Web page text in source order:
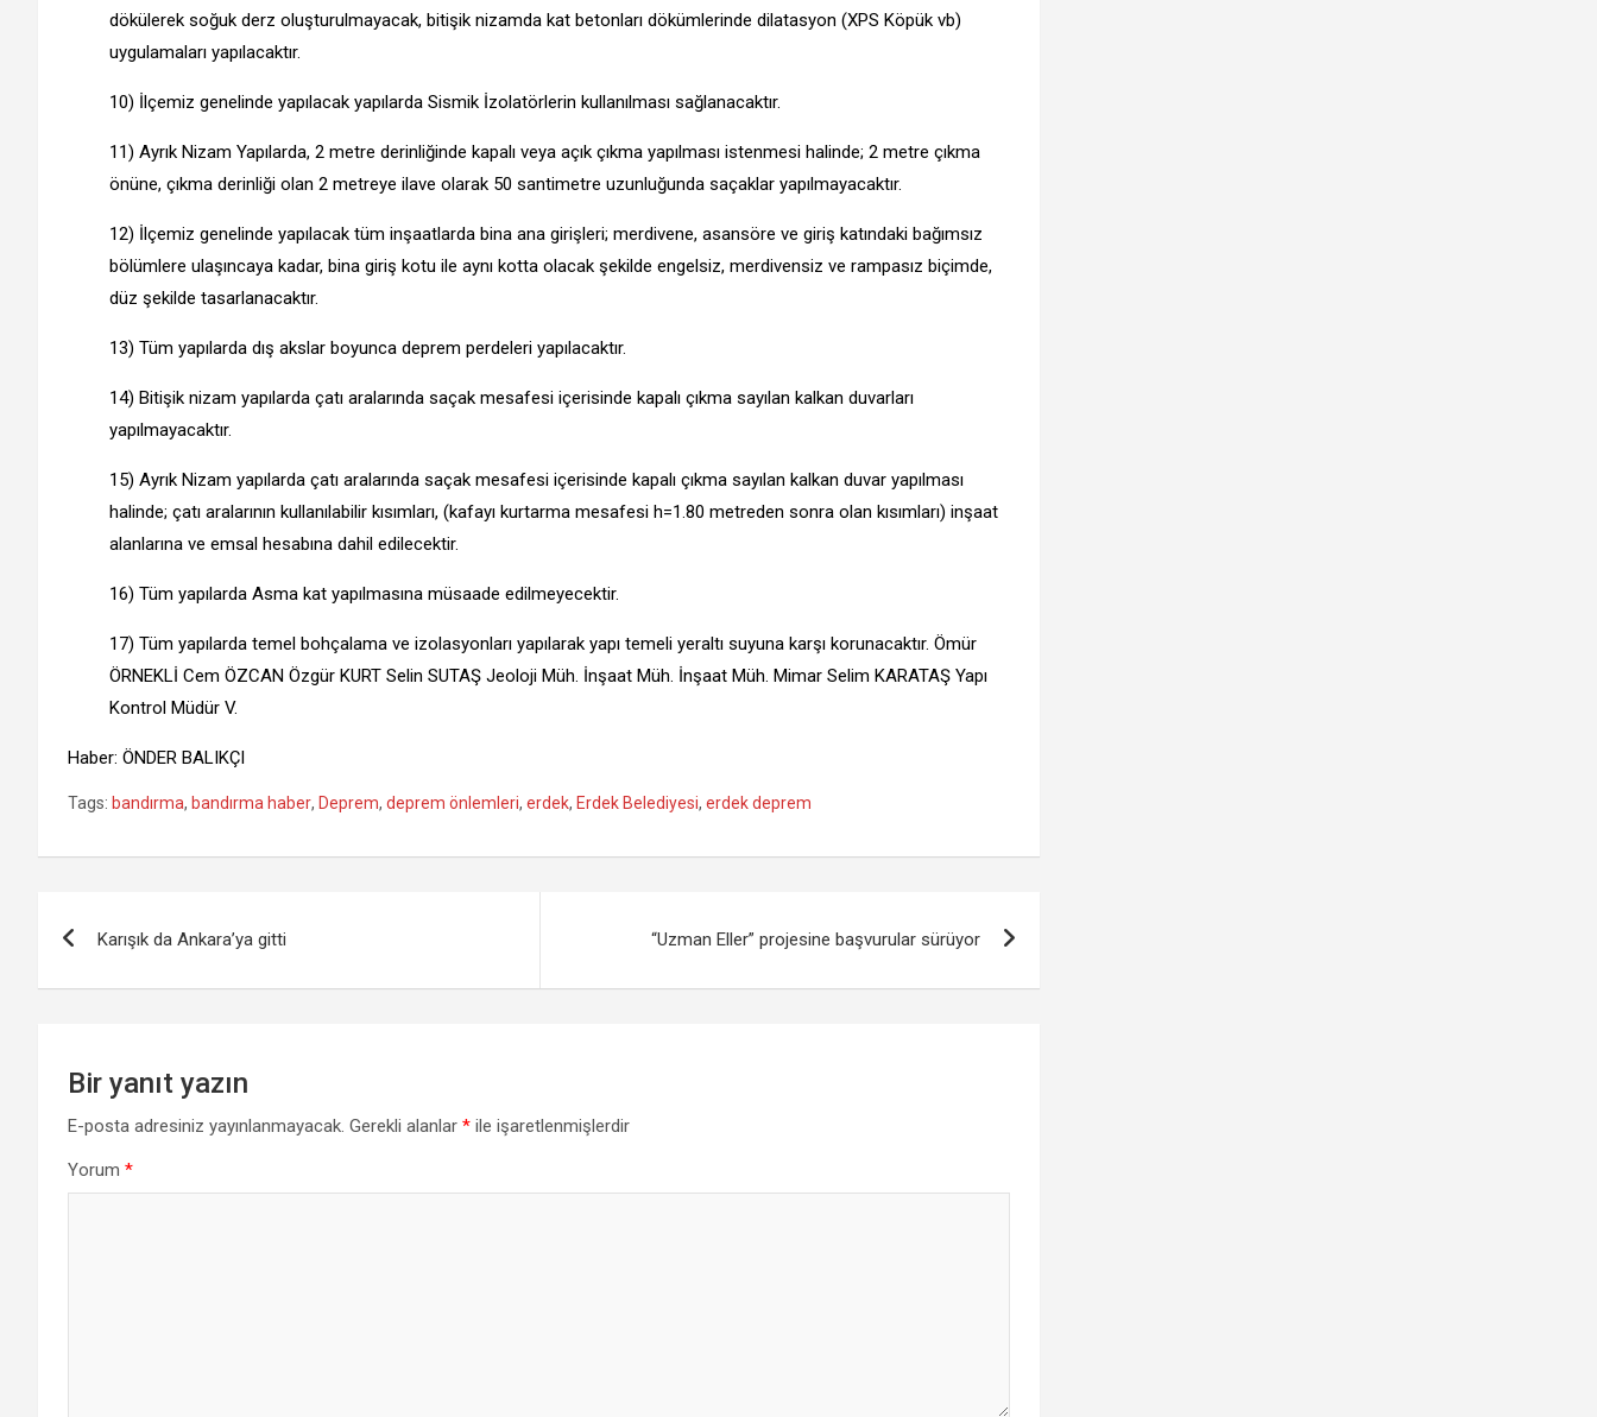
dökülerek soğuk derz oluşturulmayacak, bitişik nizamda kat betonları dökümlerinde dilatasyon (XPS Köpük vb)
uygulamaları yapılacaktır.
10) İlçemiz genelinde yapılacak yapılarda Sismik İzolatörlerin kullanılması sağlanacaktır.
11) Ayrık Nizam Yapılarda, 2 metre derinliğinde kapalı veya açık çıkma yapılması istenmesi halinde; 2 metre çıkma
önüne, çıkma derinliği olan 2 metreye ilave olarak 50 santimetre uzunluğunda saçaklar yapılmayacaktır.
12) İlçemiz genelinde yapılacak tüm inşaatlarda bina ana girişleri; merdivene, asansöre ve giriş katındaki bağımsız
bölümlere ulaşıncaya kadar, bina giriş kotu ile aynı kotta olacak şekilde engelsiz, merdivensiz ve rampasız biçimde,
düz şekilde tasarlanacaktır.
13) Tüm yapılarda dış akslar boyunca deprem perdeleri yapılacaktır.
14) Bitişik nizam yapılarda çatı aralarında saçak mesafesi içerisinde kapalı çıkma sayılan kalkan duvarları
yapılmayacaktır.
15) Ayrık Nizam yapılarda çatı aralarında saçak mesafesi içerisinde kapalı çıkma sayılan kalkan duvar yapılması
halinde; çatı aralarının kullanılabilir kısımları, (kafayı kurtarma mesafesi h=1.80 metreden sonra olan kısımları) inşaat
alanlarına ve emsal hesabına dahil edilecektir.
16) Tüm yapılarda Asma kat yapılmasına müsaade edilmeyecektir.
17) Tüm yapılarda temel bohçalama ve izolasyonları yapılarak yapı temeli yeraltı suyuna karşı korunacaktır. Ömür
ÖRNEKLİ Cem ÖZCAN Özgür KURT Selin SUTAŞ Jeoloji Müh. İnşaat Müh. İnşaat Müh. Mimar Selim KARATAŞ Yapı
Kontrol Müdür V.
Haber: ÖNDER BALIKÇI
Tags: bandırma, bandırma haber, Deprem, deprem önlemleri, erdek, Erdek Belediyesi, erdek deprem
gezinmesi
Karışık da Ankara’ya gitti “Uzman Eller” projesine başvurular sürüyor
Bir yanıt yazın
E-posta adresiniz yayınlanmayacak. Gerekli alanlar * ile işaretlenmişlerdir
Yorum *